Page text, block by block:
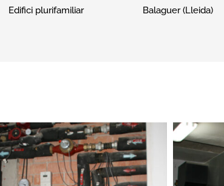
Edifici plurifamiliar
Balaguer (Lleida)